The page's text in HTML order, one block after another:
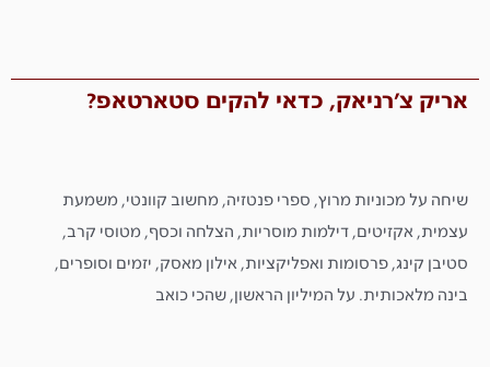
אריק צ'רניאק, כדאי להקים סטארטאפ?
שיחה על מכוניות מרוץ, ספרי פנטזיה, מחשוב קוונטי, משמעת
עצמית, אקזיטים, דילמות מוסריות, הצלחה וכסף, מטוסי קרב,
סטיבן קינג, פרסומות ואפליקציות, אילון מאסק, יזמים וסופרים,
בינה מלאכותית. על המיליון הראשון, שהכי כואב